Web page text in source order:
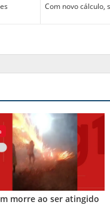
Com novo cálculo,
morre ao ser atingido